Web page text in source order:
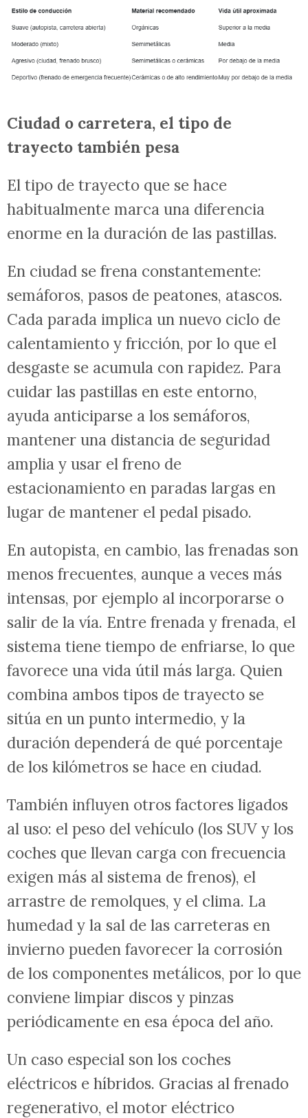
Ciudad o carretera, el tipo de
trayecto también pesa
El tipo de trayecto que se hace
habitualmente marca una diferencia
enorme en la duración de las pastillas.
En ciudad se frena constantemente:
semáforos, pasos de peatones, atascos.
Cada parada implica un nuevo ciclo de
calentamiento y fricción, por lo que el
desgaste se acumula con rapidez. Para
cuidar las pastillas en este entorno,
ayuda anticiparse a los semáforos,
mantener una distancia de seguridad
amplia y usar el freno de
estacionamiento en paradas largas en
lugar de mantener el pedal pisado.
En autopista, en cambio, las frenadas son
menos frecuentes, aunque a veces más
intensas, por ejemplo al incorporarse o
salir de la vía. Entre frenada y frenada, el
sistema tiene tiempo de enfriarse, lo que
favorece una vida útil más larga. Quien
combina ambos tipos de trayecto se
sitúa en un punto intermedio, y la
duración dependerá de qué porcentaje
de los kilómetros se hace en ciudad.
También influyen otros factores ligados
al uso: el peso del vehículo (los SUV y los
coches que llevan carga con frecuencia
exigen más al sistema de frenos), el
arrastre de remolques, y el clima. La
humedad y la sal de las carreteras en
invierno pueden favorecer la corrosión
de los componentes metálicos, por lo que
conviene limpiar discos y pinzas
periódicamente en esa época del año.
Un caso especial son los coches
eléctricos e híbridos. Gracias al frenado
regenerativo, el motor eléctrico